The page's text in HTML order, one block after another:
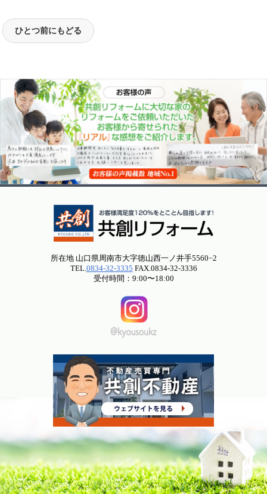
所在地 山口県周南市大字徳山西一ノ井手5560−2
TEL.0834-32-3335 FAX.0834-32-3336
受付時間：9:00〜18:00